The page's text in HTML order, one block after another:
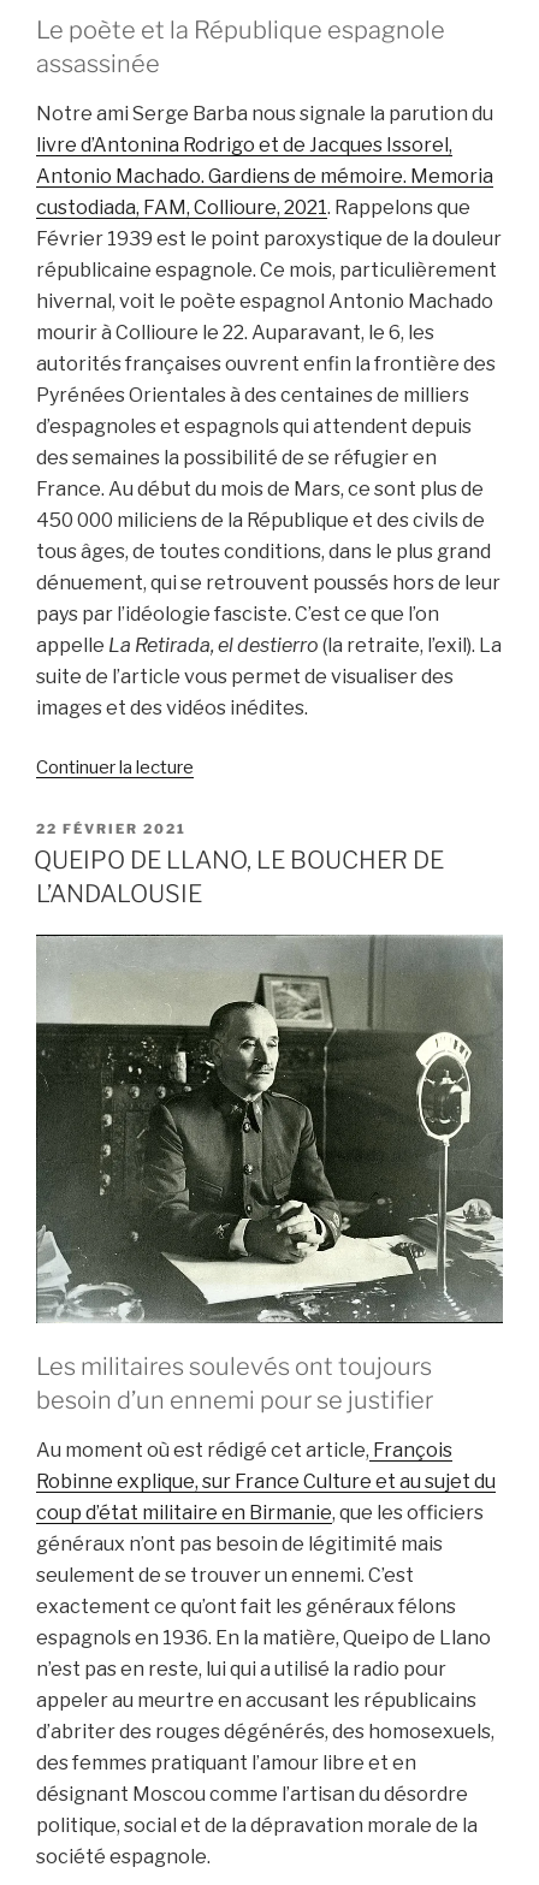
Le poète et la République espagnole
assassinée
Notre ami Serge Barba nous signale la parution du
livre d’Antonina Rodrigo et de Jacques Issorel,
Antonio Machado. Gardiens de mémoire. Memoria
custodiada, FAM, Collioure, 2021. Rappelons que
Février 1939 est le point paroxystique de la douleur
républicaine espagnole. Ce mois, particulièrement
hivernal, voit le poète espagnol Antonio Machado
mourir à Collioure le 22. Auparavant, le 6, les
autorités françaises ouvrent enfin la frontière des
Pyrénées Orientales à des centaines de milliers
d’espagnoles et espagnols qui attendent depuis
des semaines la possibilité de se réfugier en
France. Au début du mois de Mars, ce sont plus de
450 000 miliciens de la République et des civils de
tous âges, de toutes conditions, dans le plus grand
dénuement, qui se retrouvent poussés hors de leur
pays par l’idéologie fasciste. C’est ce que l’on
appelle La Retirada, el destierro (la retraite, l’exil). La
suite de l’article vous permet de visualiser des
images et des vidéos inédites.
Continuer la lecture
figure
incontournable
l’exil
républicain
espagnol »
PUBLIÉ
LE
22 FÉVRIER 2021
QUEIPO DE LLANO, LE BOUCHER DE
L’ANDALOUSIE
Les militaires soulevés ont toujours
besoin d’un ennemi pour se justifier
Au moment où est rédigé cet article, François
Robinne explique, sur France Culture et au sujet du
coup d’état militaire en Birmanie, que les officiers
généraux n’ont pas besoin de légitimité mais
seulement de se trouver un ennemi. C’est
exactement ce qu’ont fait les généraux félons
espagnols en 1936. En la matière, Queipo de Llano
n’est pas en reste, lui qui a utilisé la radio pour
appeler au meurtre en accusant les républicains
d’abriter des rouges dégénérés, des homosexuels,
des femmes pratiquant l’amour libre et en
désignant Moscou comme l’artisan du désordre
politique, social et de la dépravation morale de la
société espagnole.